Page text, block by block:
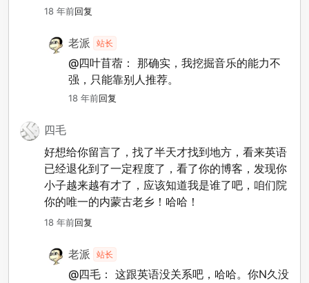
18 年前回复
老派 站长
@四叶苜蓿： 那确实，我挖掘音乐的能力不
强，只能靠别人推荐。
18 年前回复
四毛
好想给你留言了，找了半天才找到地方，看来英语
已经退化到了一定程度了，看了你的博客，发现你
小子越来越有才了，应该知道我是谁了吧，咱们院
你的唯一的内蒙古老乡！哈哈！
18 年前回复
老派 站长
@四毛： 这跟英语没关系吧，哈哈。你N久没